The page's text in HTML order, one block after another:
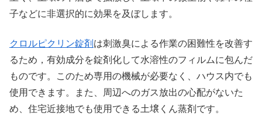
子などに非選択的に効果を及ぼします。
クロルピクリン錠剤 は刺激臭による作業の困難性を改善す
るため，有効成分を錠剤化して水溶性のフィルムに包んだ
ものです。このため専用の機械が必要なく、ハウス内でも
使用できます。また、周辺へのガス放出の心配がないた
め、住宅近接地でも使用できる土壌くん蒸剤です。